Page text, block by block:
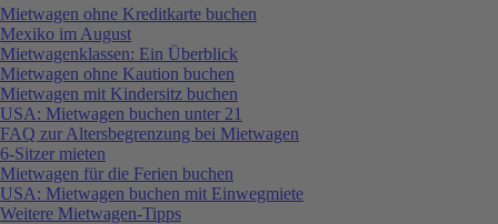
Mietwagen ohne Kreditkarte buchen
Mexiko im August
Mietwagenklassen: Ein Überblick
Mietwagen ohne Kaution buchen
Mietwagen mit Kindersitz buchen
USA: Mietwagen buchen unter 21
FAQ zur Altersbegrenzung bei Mietwagen
6-Sitzer mieten
Mietwagen für die Ferien buchen
USA: Mietwagen buchen mit Einwegmiete
Weitere Mietwagen-Tipps